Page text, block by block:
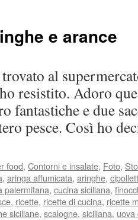
e arance
al
resistito. Adoro
fantastiche e due
pesce. Così ho
food, Contorni e insalate, Foto,
, aringa affumicata, aringhe,
palermitana, cucina siciliana,
, ricette, ricette di cucina, ricette
siciliane, scalogne, siciliana, uova